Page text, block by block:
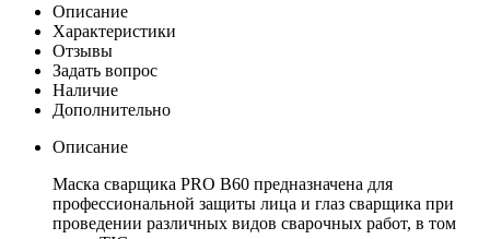
Описание
Характеристики
Отзывы
Задать вопрос
Наличие
Дополнительно
Описание
Маска сварщика PRO B60 предназначена для
профессиональной защиты лица и глаз сварщика при
проведении различных видов сварочных работ, в том